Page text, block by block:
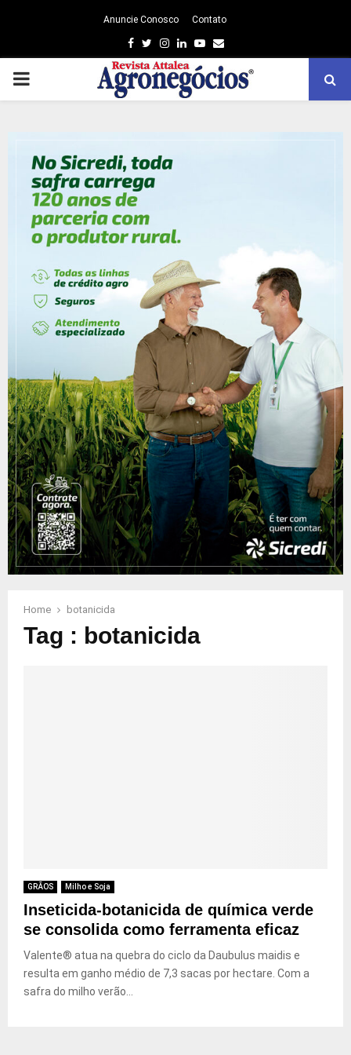
Anuncie Conosco Contato
Facebook
TwitterInstagram
LinkedinYoutube
Email
PRIMARY
Home botanicida
Tag : botanicida
GRÃOS Milho e Soja
Inseticida-botanicida de química verde
se consolida como ferramenta eficaz
Valente® atua na quebra do ciclo da Daubulus maidis e
resulta em ganho médio de 7,3 sacas por hectare. Com a
safra do milho verão...